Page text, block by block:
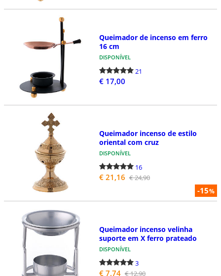
Queimador de incenso em ferro
16 cm
DISPONÍVEL
21
€ 17,00
-15%
Queimador incenso de estilo
oriental com cruz
DISPONÍVEL
16
€ 21,16 € 24,90
Queimador incenso velinha
suporte em X ferro prateado
DISPONÍVEL
3
€ 7,74 € 12,90